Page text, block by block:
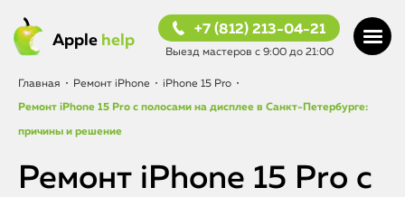
Apple help
+7 (812) 213-04-21
Выезд мастеров с 9:00 до 21:00
Главная • Ремонт iPhone • iPhone 15 Pro •
Ремонт iPhone 15 Pro с полосами на дисплее в Санкт-Петербурге:
причины и решение
Ремонт iPhone 15 Pro с